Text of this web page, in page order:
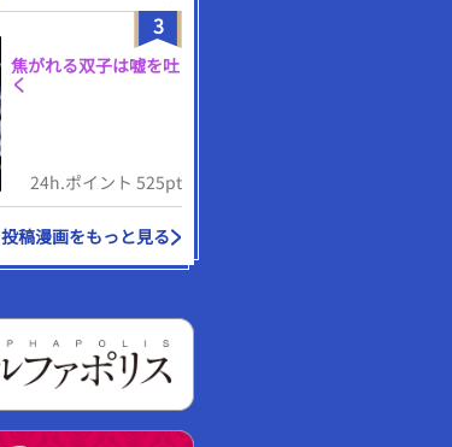
3
焦がれる双子は嘘を吐
く
24h.ポイント 525pt
投稿漫画をもっと見る